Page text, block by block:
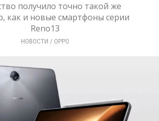
получило точно такой же
как и новые смартфоны серии
Reno13
НОВОСТИ / OPPO